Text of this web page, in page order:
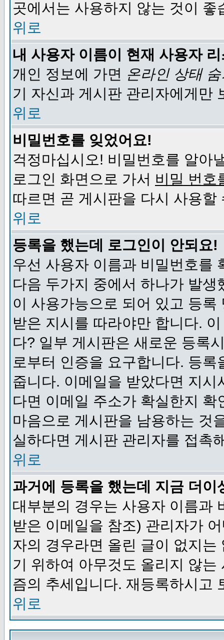
곳에서는 사용하지 않는 것이 좋
위로
내 사용자 이름이 현재 사용자
개인 정보에 가면 온라인 상태
기 자신과 게시판 관리자에게만
위로
비밀번호를 잊었어요!
걱정마십시오! 비밀번호를 알아
로그인 화면으로 가서 비밀 번호
따르면 곧 게시판을 다시 사용할
위로
등록을 했는데 로그인이 안되요!
우선 사용자 이름과 비밀번호를
다음 두가지 중에서 하나가 발
이 사용가능으로 되어 있고 등
받은 지시를 따라야만 합니다.
다? 일부 게시판은 새로운 등록
로부터 인증을 요구합니다. 등
줍니다. 이메일을 받았다면 지
다면 이메일 주소가 확실한지
마음으로 게시판을 남용하는 것
실하다면 게시판 관리자를 접촉
위로
과거에 등록을 했는데 지금 더
대부분의 경우는 사용자 이름과
받은 이메일을 참조) 관리자가
자의 경우라면 올린 글이 없지
기 위하여 아무것도 올리지 않
즘의 추세입니다. 재등록하시고
위로